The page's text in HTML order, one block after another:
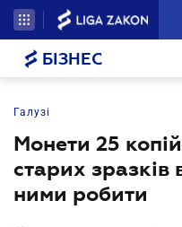
БІЗНЕС
Галузі
Монети 25
старих зразків
ними робити